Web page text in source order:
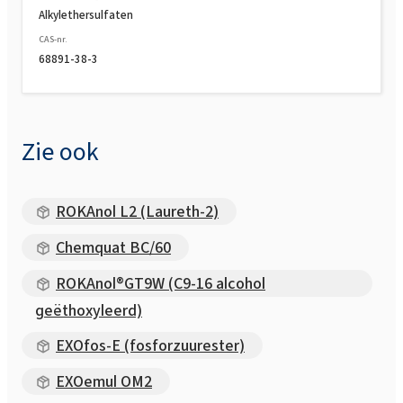
Alkylethersulfaten
CAS-nr.
68891-38-3
Zie ook
ROKAnol L2 (Laureth-2)
Chemquat BC/60
ROKAnol®GT9W (C9-16 alcohol
geëthoxyleerd)
EXOfos-E (fosforzuurester)
EXOemul OM2